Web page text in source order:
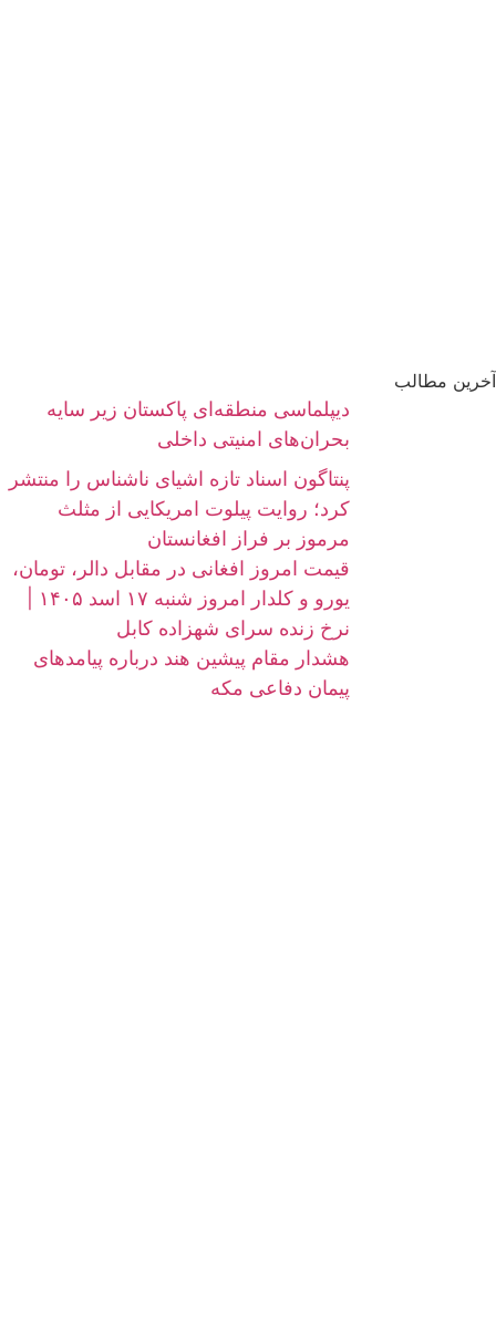
آخرین مطالب
دیپلماسی منطقه‌ای پاکستان زیر سایه
بحران‌های امنیتی داخلی
پنتاگون اسناد تازه اشیای ناشناس را منتشر
کرد؛ روایت پیلوت امریکایی از مثلث
مرموز بر فراز افغانستان
قیمت امروز افغانی در مقابل دالر، تومان،
نرخ زنده سرای شهزاده کابل
هشدار مقام پیشین هند درباره پیامدهای
پیمان دفاعی مکه